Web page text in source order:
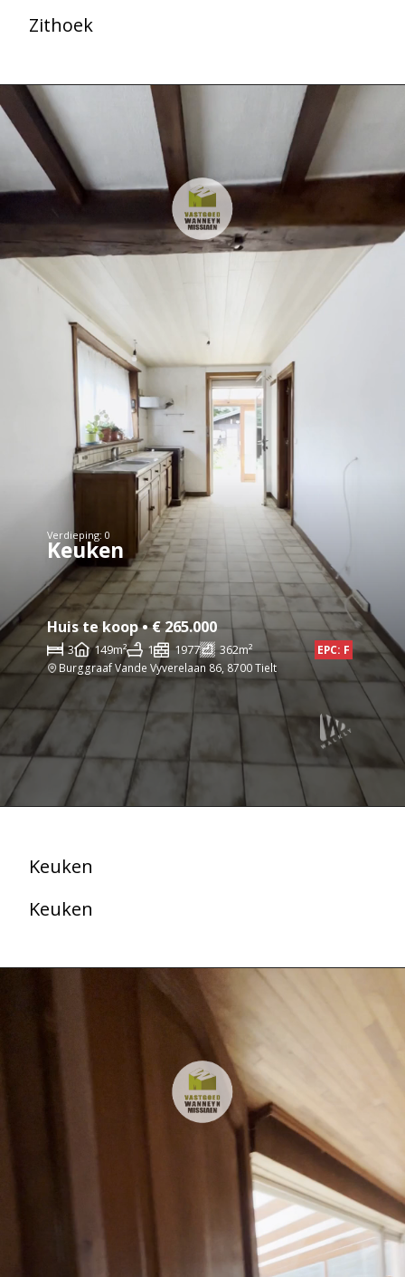
Zithoek
Verdieping: 0
Keuken
Huis te koop • € 265.000
3 149m² 1 1977 362m²
EPC: F
Burggraaf Vande Vyverelaan 86, 8700 Tielt
Keuken
Keuken